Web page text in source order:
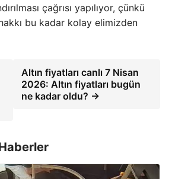
çağrısı yapılıyor, çünkü
bu kadar kolay elimizden
Altın fiyatları canlı 7 Nisan
2026: Altın fiyatları bugün
ne kadar oldu? →